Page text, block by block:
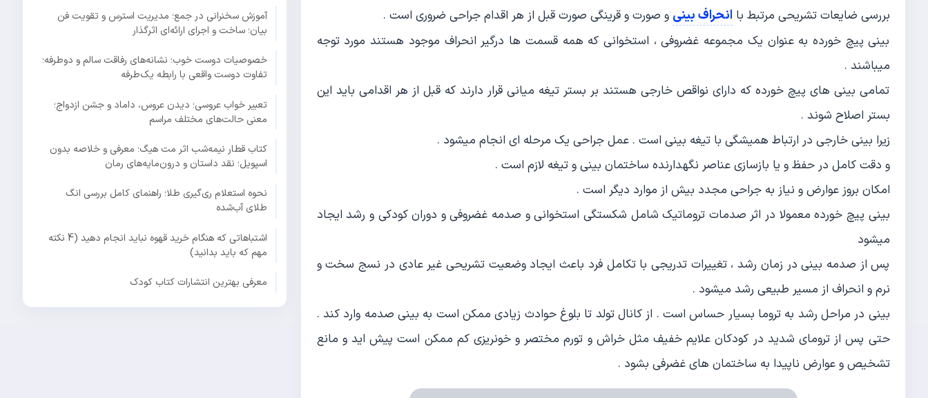
بررسی ضایعات تشریحی مرتبط با انحراف بینی و صورت و قرینگی صورت قبل از هر اقدام جراحی ضروری است .
بینی پیچ خورده به عنوان یک مجموعه غضروفی ، استخوانی که همه قسمت ها درگیر انحراف موجود هستند مورد توجه
میباشند .
تمامی بینی های پیچ خورده که دارای نواقص خارجی هستند بر بستر تیغه میانی قرار دارند که قبل از هر اقدامی باید این
بستر اصلاح شوند .
زیرا بینی خارجی در ارتباط همیشگی با تیغه بینی است . عمل جراحی یک مرحله ای انجام میشود .
و دقت کامل در حفظ و یا بازسازی عناصر نگهدارنده ساختمان بینی و تیغه لازم است .
امکان بروز عوارض و نیاز به جراحی مجدد بیش از موارد دیگر است .
بینی پیچ خورده معمولا در اثر صدمات تروماتیک شامل شکستگی استخوانی و صدمه غضروفی و دوران کودکی و رشد ایجاد
میشود
پس از صدمه بینی در زمان رشد ، تغییرات تدریجی با تکامل فرد باعث ایجاد وضعیت تشریحی غیر عادی در نسج سخت و
نرم و انحراف از مسیر طبیعی رشد میشود .
بینی در مراحل رشد به تروما بسیار حساس است . از کانال تولد تا بلوغ حوادث زیادی ممکن است به بینی صدمه وارد کند .
حتی پس از ترومای شدید در کودکان علایم خفیف مثل خراش و تورم مختصر و خونریزی کم ممکن است پیش اید و مانع
تشخیص و عوارض ناپیدا به ساختمان های غضرفی بشود .
آموزش سخنرانی در جمع؛ مدیریت استرس و تقویت فن
بیان؛ ساخت و اجرای ارائه‌ای اثرگذار
خصوصیات دوست خوب؛ نشانه‌های رفاقت سالم و دوطرفه؛
تفاوت دوست واقعی با رابطه یک‌طرفه
تعبیر خواب عروسی؛ دیدن عروس، داماد و جشن ازدواج؛
معنی حالت‌های مختلف مراسم
کتاب قطار نیمه‌شب اثر مت هیگ؛ معرفی و خلاصه بدون
اسپویل؛ نقد داستان و درون‌مایه‌های رمان
نحوه استعلام ری‌گیری طلا؛ راهنمای کامل بررسی انگ
طلای آب‌شده
اشتباهاتی که هنگام خرید قهوه نباید انجام دهید (4 نکته
مهم که باید بدانید)
معرفی بهترین انتشارات کتاب کودک